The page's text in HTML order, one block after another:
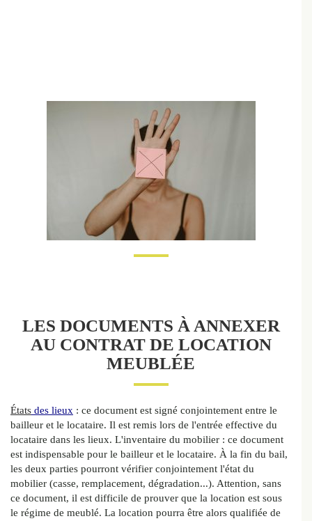
LES DOCUMENTS À ANNEXER
AU CONTRAT DE LOCATION
MEUBLÉE
États des lieux : ce document est signé conjointement entre le
bailleur et le locataire. Il est remis lors de l'entrée effective du
locataire dans les lieux. L'inventaire du mobilier : ce document
est indispensable pour le bailleur et le locataire. À la fin du bail,
les deux parties pourront vérifier conjointement l'état du
mobilier (casse, remplacement, dégradation...). Attention, sans
ce document, il est difficile de prouver que la location est sous
le régime de meublé. La location pourra être alors qualifiée de